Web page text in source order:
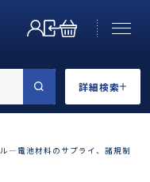
詳細検索
―電池材料のサプライ、諸規制